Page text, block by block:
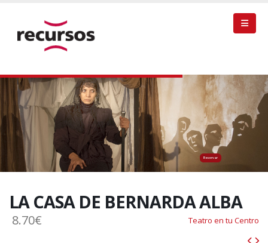
Reservar
LA CASA DE BERNARDA ALBA
8.70€ Teatro en tu Centro